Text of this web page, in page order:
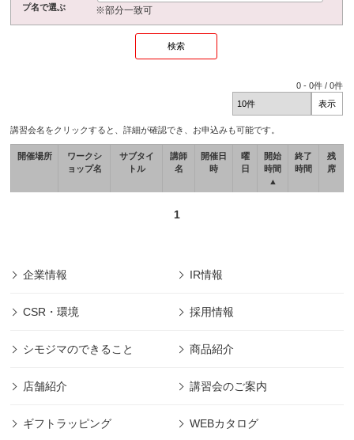
プ名で選ぶ
※部分一致可
0 -0件 /0件
講習会名をクリックすると、詳細が確認でき、お申込みも可能です。
開催場所
ワークシ
ョップ名
サブタイ
トル
講師
名
開催日
時
曜
日
開始
時間
▲
終了
時間
残
席
1
企業情報 IR情報
CSR・環境 採用情報
シモジマのできること 商品紹介
店舗紹介 講習会のご案内
ギフトラッピング WEBカタログ